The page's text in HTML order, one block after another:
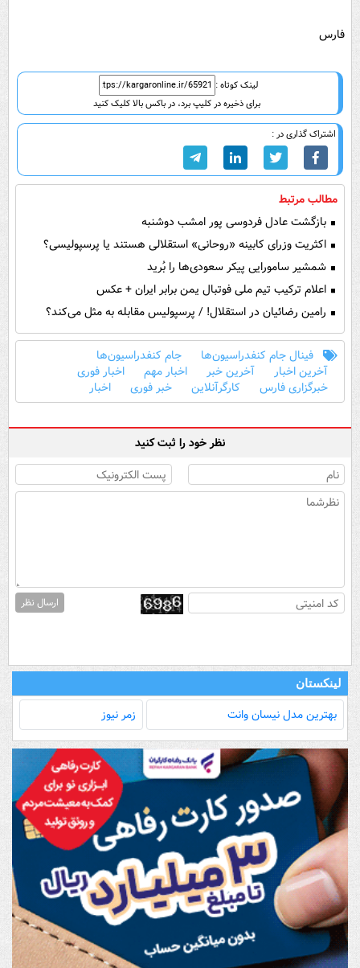
فارس
لینک کوتاه :
برای ذخیره در کلیپ برد، در باکس بالا کلیک کنید
اشتراک گذاری در :
مطالب مرتبط
بازگشت عادل فردوسی پور امشب دوشنبه
اکثریت وزرای کابینه «روحانی» استقلالی هستند یا پرسپولیسی؟
شمشیر سامورایی پیکر سعودی‌ها را بُرید
اعلام ترکیب تیم ملی فوتبال یمن برابر ایران + عکس
رامین رضائیان در استقلال! / پرسپولیس مقابله به مثل می‌کند؟
فینال جام کنفدراسیون‌ها
جام کنفدراسیون‌ها
آخرین اخبار
آخرین خبر اخبار مهم
اخبار فوری
خبرگزاری فارس
کارگرآنلاین خبر فوری اخبار
نظر خود را ثبت کنید
ارسال نظر
لینکستان
بهترین مدل‌ نیسان وانت زمر نیوز